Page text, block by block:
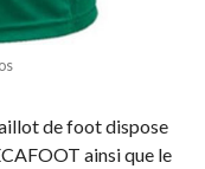
de foot dispose
ainsi que le